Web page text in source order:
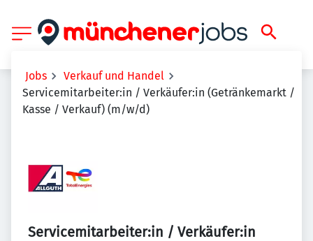
Jobs
Verkauf und Handel
Servicemitarbeiter:in / Verkäufer:in (Getränkemarkt /
Kasse / Verkauf) (m/w/d)
Servicemitarbeiter:in / Verkäufer:in